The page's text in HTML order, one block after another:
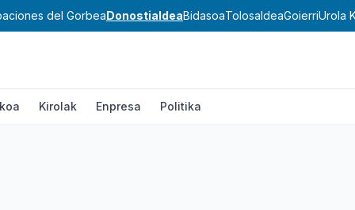
del GorbeaDonostialdeaBidasoaTolosaldeaGoierriUrola
Kirolak Enpresa Politika